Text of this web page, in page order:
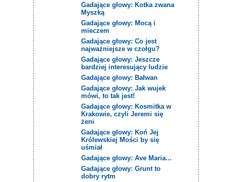
Gadające głowy: Kotka zwana
Myszką
Gadające głowy: Mocą i
mieczem
Gadające głowy: Co jest
najważniejsze w czołgu?
Gadające głowy: Jeszcze
bardziej interesujący ludzie
Gadające głowy: Bałwan
Gadające głowy: Jak wujek
mówi, to tak jest!
Gadające głowy: Kosmitka w
Krakowie, czyli Jeremi się
żeni
Gadające głowy: Koń Jej
Królewskiej Mości by się
uśmiał
Gadające głowy: Ave Maria...
Gadające głowy: Grunt to
dobry rytm